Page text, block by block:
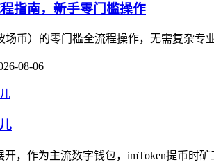
指南，新手零门槛操作
币）的零门槛全流程操作，无需复杂
08-06
开，作为主流数字钱包，imToken提币